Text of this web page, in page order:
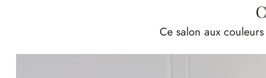
Ce salon aux